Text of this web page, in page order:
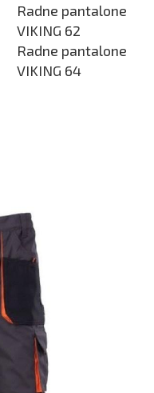
Radne pantalone
VIKING 62
Radne pantalone
VIKING 64